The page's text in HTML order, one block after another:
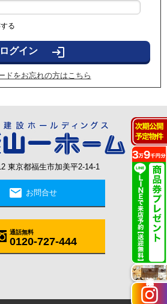
る
login
ドをお忘れの方はこちら
東京都福生市加美平2-14-1
mail お問合せ
通話無料
0120-727-444
施工実例